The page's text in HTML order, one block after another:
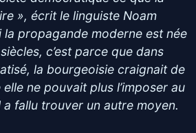
», écrit le linguiste Noam
propagande moderne est née
c’est parce que dans
la bourgeoisie craignait de
ne pouvait plus l’imposer au
fallu trouver un autre moyen.